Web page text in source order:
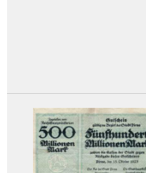
Putbus
Pyritz
Pyrmont
Orte mit Q...
Gratisbanknoten
FAQ
Mehr über...